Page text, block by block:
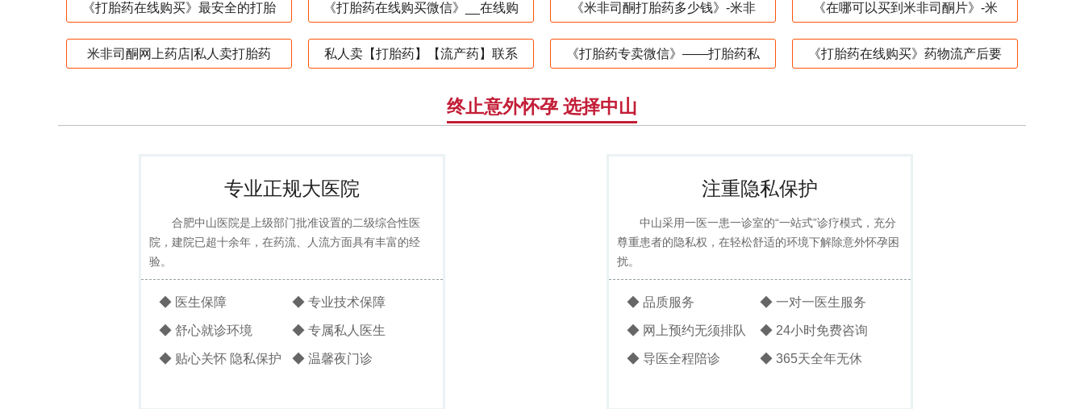
《打胎药在线购买》最安全的打胎 《打胎药在线购买微信》__在线购 《米非司酮打胎药多少钱》-米非 《在哪可以买到米非司酮片》-米
米非司酮网上药店|私人卖打胎药 私人卖【打胎药】【流产药】联系 《打胎药专卖微信》——打胎药私 《打胎药在线购买》药物流产后要
终止意外怀孕 选择中山
专业正规大医院
合肥中山医院是上级部门批准设置的二级综合性医
院，建院已超十余年，在药流、人流方面具有丰富的经
验。
◆ 医生保障 ◆ 专业技术保障
◆ 舒心就诊环境 ◆ 专属私人医生
◆ 贴心关怀 隐私保护 ◆ 温馨夜门诊
注重隐私保护
中山采用一医一患一诊室的“一站式”诊疗模式，充分
尊重患者的隐私权，在轻松舒适的环境下解除意外怀孕困
扰。
◆ 品质服务 ◆ 一对一医生服务
◆ 网上预约无须排队 ◆ 24小时免费咨询
◆ 导医全程陪诊 ◆ 365天全年无休